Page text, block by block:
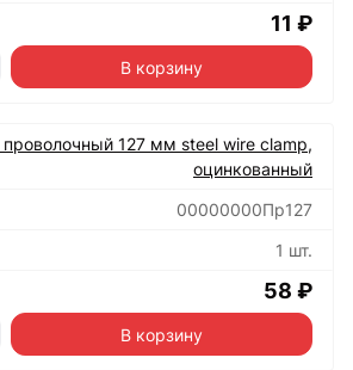
11 ₽
В корзину
127 мм steel wire clamp,
оцинкованный
00000000Пр127
1 шт.
58 ₽
В корзину